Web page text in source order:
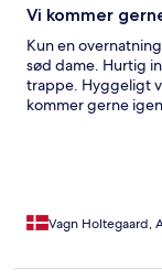
Vi kommer
Kun en
sød dame. Hurtig
trappe. Hyggeligt
kommer gerne
Vagn Holtegaard,